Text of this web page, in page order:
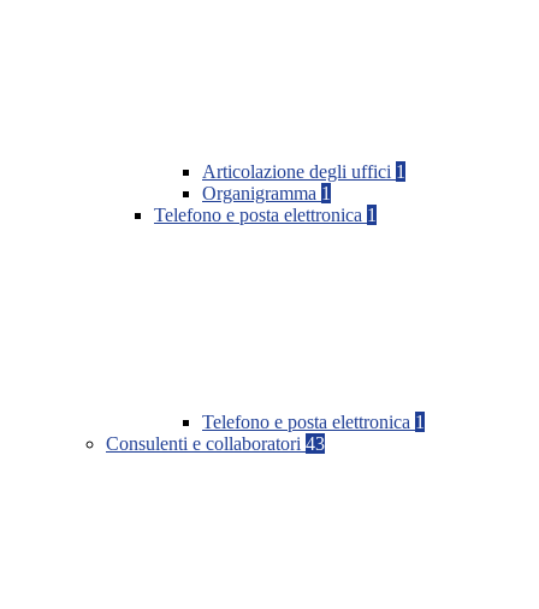
Articolazione degli uffici 1
Organigramma 1
Telefono e posta elettronica 1
Telefono e posta elettronica 1
Consulenti e collaboratori 43